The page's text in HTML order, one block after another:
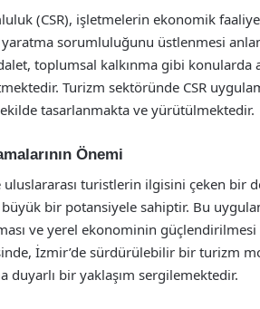
(CSR), işletmelerin ekonomik
sorumluluğunu üstlenmesi
toplumsal kalkınma gibi
Turizm sektöründe CSR
tasarlanmakta ve yürütülmektedir.
Önemi
turistlerin ilgisini çeken bir
büyük bir potansiyele sahiptir. Bu
ve yerel ekonominin
İzmir’de sürdürülebilir bir turizm
duyarlı bir yaklaşım sergilemektedir.